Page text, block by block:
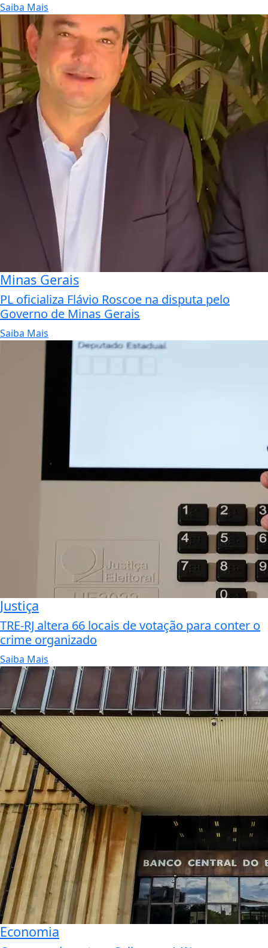
Saiba Mais
Minas Gerais
PL oficializa Flávio Roscoe na disputa pelo
Governo de Minas Gerais
Saiba Mais
Justiça
TRE-RJ altera 66 locais de votação para conter o
crime organizado
Saiba Mais
Economia